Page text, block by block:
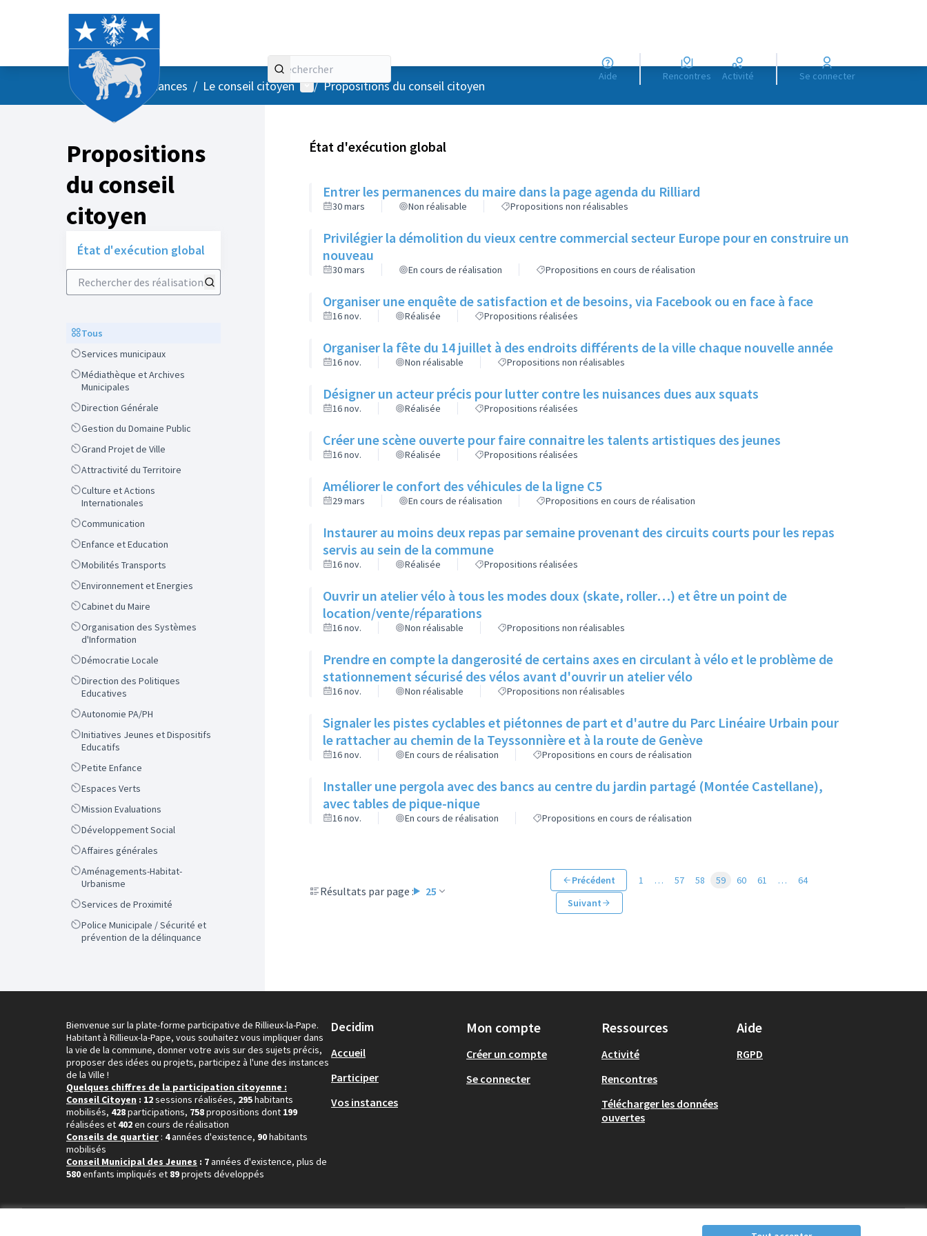
Aide Rencontres Activité Se connecter
AccueilMenu principal
/ Vos instances / Le conseil citoyen Menu utilisateur
/ Propositions du conseil citoyen
Propositions
du conseil
citoyen
État d'exécution global
Rechercher des réalisations
ScopeTous
ScopeServices municipaux
Scope
Médiathèque et Archives
Municipales
ScopeDirection Générale
ScopeGestion du Domaine Public
ScopeGrand Projet de Ville
ScopeAttractivité du Territoire
Scope
Culture et Actions
Internationales
ScopeCommunication
ScopeEnfance et Education
ScopeMobilités Transports
ScopeEnvironnement et Energies
ScopeCabinet du Maire
Scope
Organisation des Systèmes
d'Information
ScopeDémocratie Locale
Scope
Direction des Politiques
Educatives
ScopeAutonomie PA/PH
Scope
Initiatives Jeunes et Dispositifs
Educatifs
ScopePetite Enfance
ScopeEspaces Verts
ScopeMission Evaluations
ScopeDéveloppement Social
ScopeAffaires générales
Scope
Aménagements-Habitat-
Urbanisme
ScopeServices de Proximité
Scope
Police Municipale / Sécurité et
prévention de la délinquance
État d'exécution global
Entrer les permanences du maire dans la page agenda du Rilliard
30 mars Non réalisable Propositions non réalisables
Privilégier la démolition du vieux centre commercial secteur Europe pour en construire un
nouveau
30 mars En cours de réalisation Propositions en cours de réalisation
Organiser une enquête de satisfaction et de besoins, via Facebook ou en face à face
16 nov. Réalisée Propositions réalisées
Organiser la fête du 14 juillet à des endroits différents de la ville chaque nouvelle année
16 nov. Non réalisable Propositions non réalisables
Désigner un acteur précis pour lutter contre les nuisances dues aux squats
16 nov. Réalisée Propositions réalisées
Créer une scène ouverte pour faire connaitre les talents artistiques des jeunes
16 nov. Réalisée Propositions réalisées
Améliorer le confort des véhicules de la ligne C5
29 mars En cours de réalisation Propositions en cours de réalisation
Instaurer au moins deux repas par semaine provenant des circuits courts pour les repas
servis au sein de la commune
16 nov. Réalisée Propositions réalisées
Ouvrir un atelier vélo à tous les modes doux (skate, roller…) et être un point de
location/vente/réparations
16 nov. Non réalisable Propositions non réalisables
Prendre en compte la dangerosité de certains axes en circulant à vélo et le problème de
stationnement sécurisé des vélos avant d'ouvrir un atelier vélo
16 nov. Non réalisable Propositions non réalisables
Signaler les pistes cyclables et piétonnes de part et d'autre du Parc Linéaire Urbain pour
le rattacher au chemin de la Teyssonnière et à la route de Genève
16 nov. En cours de réalisation Propositions en cours de réalisation
Installer une pergola avec des bancs au centre du jardin partagé (Montée Castellane),
avec tables de pique-nique
16 nov. En cours de réalisation Propositions en cours de réalisation
Résultats par page : 25
Précédent 1 … 57 58 59 60 61 …
64
Suivant
Bienvenue sur la plate-forme participative de Rillieux-la-Pape.
Habitant à Rillieux-la-Pape, vous souhaitez vous impliquer dans
la vie de la commune, donner votre avis sur des sujets précis,
proposer des idées ou projets, participez à l'une des instances
de la Ville !
Quelques chiffres de la participation citoyenne :
Conseil Citoyen : 12sessions réalisées, 295habitants
mobilisés, 428participations, 758propositions dont 199
réalisées et 402en cours de réalisation
Conseils de quartier : 4années d'existence, 90habitants
mobilisés
Conseil Municipal des Jeunes : 7années d'existence, plus de
580enfants impliqués et 89projets développés
Decidim
Accueil
Participer
Vos instances
Mon compte
Créer un compte
Se connecter
Ressources
Activité
Rencontres
Télécharger les données
ouvertes
Aide
RGPD